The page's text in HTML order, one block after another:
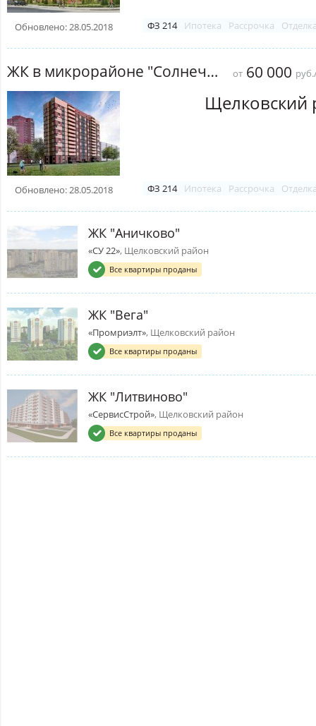
Обновлено: 28.05.2018 ФЗ 214 Ипотека Рассрочка
ЖК в микрорайоне "Солнечный" от 60 000
Обновлено: 28.05.2018
Щелковский
ФЗ 214 Ипотека Рассрочка
ЖК "Аничково"
«СУ 22», Щелковский район
Все квартиры проданы
ЖК "Вега"
«Промриэлт», Щелковский район
Все квартиры проданы
ЖК "Литвиново"
«СервисСтрой», Щелковский район
Все квартиры проданы